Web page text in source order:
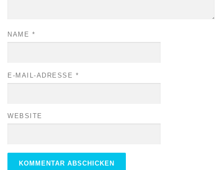
NAME *
E-MAIL-ADRESSE *
WEBSITE